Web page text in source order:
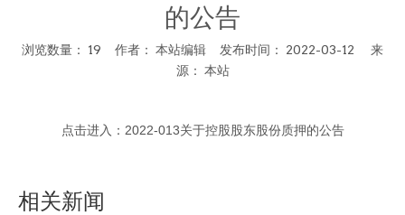
的公告
浏览数量： 19 作者： 本站编辑 发布时间： 2022-03-12 来
源： 本站
点击进入： 2022-013关于控股股东股份质押的公告
相关新闻